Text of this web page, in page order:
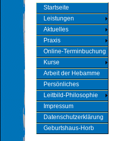
Startseite
Leistungen
Aktuelles
Praxis
Online-Terminbuchung
Kurse
Arbeit der Hebamme
Persönliches
Leitbild-Philosophie
Impressum
Datenschutzerklärung
Geburtshaus-Horb